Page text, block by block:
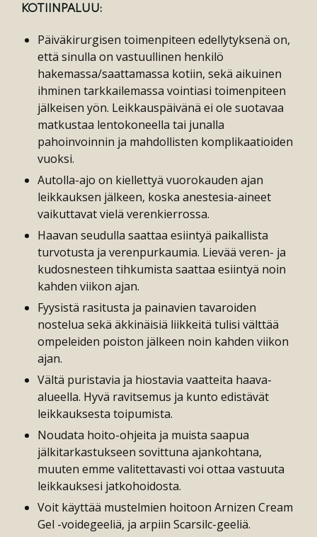
KOTIINPALUU:
Päiväkirurgisen toimenpiteen edellytyksenä on,
että sinulla on vastuullinen henkilö
hakemassa/saattamassa kotiin, sekä aikuinen
ihminen tarkkailemassa vointiasi toimenpiteen
jälkeisen yön. Leikkauspäivänä ei ole suotavaa
matkustaa lentokoneella tai junalla
pahoinvoinnin ja mahdollisten komplikaatioiden
vuoksi.
Autolla-ajo on kiellettyä vuorokauden ajan
leikkauksen jälkeen, koska anestesia-aineet
vaikuttavat vielä verenkierrossa.
Haavan seudulla saattaa esiintyä paikallista
turvotusta ja verenpurkaumia. Lievää veren- ja
kudosnesteen tihkumista saattaa esiintyä noin
kahden viikon ajan.
Fyysistä rasitusta ja painavien tavaroiden
nostelua sekä äkkinäisiä liikkeitä tulisi välttää
ompeleiden poiston jälkeen noin kahden viikon
ajan.
Vältä puristavia ja hiostavia vaatteita haava-
alueella. Hyvä ravitsemus ja kunto edistävät
leikkauksesta toipumista.
Noudata hoito-ohjeita ja muista saapua
jälkitarkastukseen sovittuna ajankohtana,
muuten emme valitettavasti voi ottaa vastuuta
leikkauksesi jatkohoidosta.
Voit käyttää mustelmien hoitoon Arnizen Cream
Gel -voidegeeliä, ja arpiin Scarsilc-geeliä.